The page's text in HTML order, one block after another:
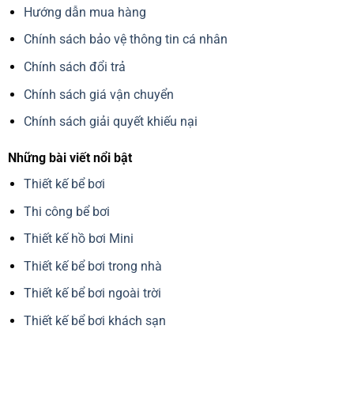
Hướng dẫn mua hàng
Chính sách bảo vệ thông tin cá nhân
Chính sách đổi trả
Chính sách giá vận chuyển
Chính sách giải quyết khiếu nại
Những bài viết nổi bật
Thiết kế bể bơi
Thi công bể bơi
Thiết kế hồ bơi Mini
Thiết kế bể bơi trong nhà
Thiết kế bể bơi ngoài trời
Thiết kế bể bơi khách sạn